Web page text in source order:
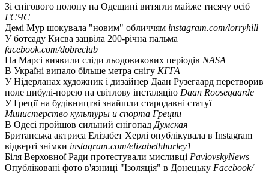
Зі снігового полону на Одещині витягли майже тисячу осіб
ГСЧС
Демі Мур шокувала "новим" обличчям instagram.com/lorryhill
У ботсаду Києва зацвіла 200-річна пальма
facebook.com/dobreclub
На Марсі виявили сліди льодовикових періодів NASA
В Україні випало більше метра снігу КГГА
У Нідерланах художник і дизайнер Даан Рузегаард перетворив
поле цибулі-порею на світлову інсталяцію Daan Roosegaarde
У Греції на будівництві знайшли стародавні статуї
Министерство культуры и спорта Греции
В Одесі пройшов сильний снігопад Думская
Британська актриса Елізабет Херлі опублікувала в Instagram
відверті знімки instagram.com/elizabethhurley1
Біля Верховної Ради протестували мисливці PavlovskyNews
Опубліковані фото в'язниці "Ізоляція" в Донецьку Facebook/